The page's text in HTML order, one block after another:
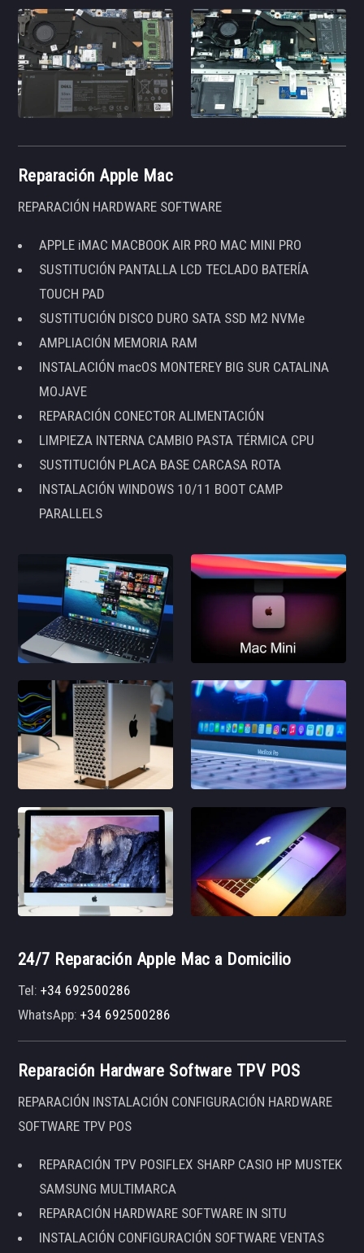
Reparación Apple Mac
REPARACIÓN HARDWARE SOFTWARE
APPLE iMAC MACBOOK AIR PRO MAC MINI PRO
SUSTITUCIÓN PANTALLA LCD TECLADO BATERÍA
TOUCH PAD
SUSTITUCIÓN DISCO DURO SATA SSD M2 NVMe
AMPLIACIÓN MEMORIA RAM
INSTALACIÓN macOS MONTEREY BIG SUR CATALINA
MOJAVE
REPARACIÓN CONECTOR ALIMENTACIÓN
LIMPIEZA INTERNA CAMBIO PASTA TÉRMICA CPU
SUSTITUCIÓN PLACA BASE CARCASA ROTA
INSTALACIÓN WINDOWS 10/11 BOOT CAMP
PARALLELS
24/7 Reparación Apple Mac a Domicilio
Tel:+34 692500286
WhatsApp:+34 692500286
Reparación Hardware Software TPV POS
REPARACIÓN INSTALACIÓN CONFIGURACIÓN HARDWARE
SOFTWARE TPV POS
REPARACIÓN TPV POSIFLEX SHARP CASIO HP MUSTEK
SAMSUNG MULTIMARCA
REPARACIÓN HARDWARE SOFTWARE IN SITU
INSTALACIÓN CONFIGURACIÓN SOFTWARE VENTAS